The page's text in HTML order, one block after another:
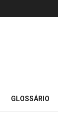
GLOSSÁRIO